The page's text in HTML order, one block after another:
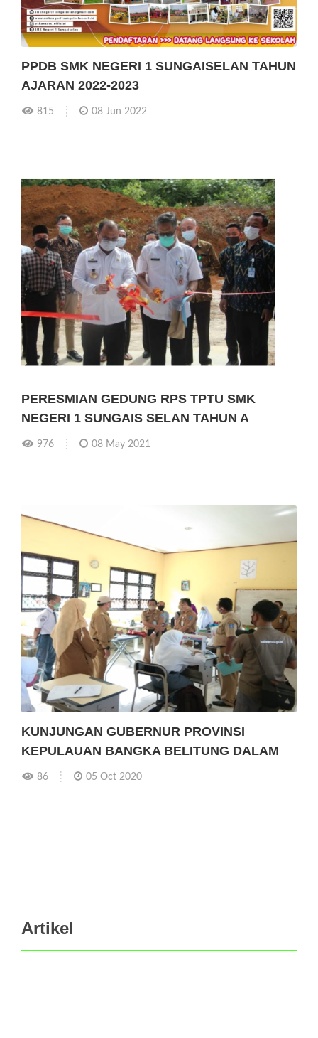
PPDB SMK NEGERI 1 SUNGAISELAN TAHUN
AJARAN 2022-2023
815 08 Jun 2022
PERESMIAN GEDUNG RPS TPTU SMK
NEGERI 1 SUNGAIS SELAN TAHUN A
976 08 May 2021
KUNJUNGAN GUBERNUR PROVINSI
KEPULAUAN BANGKA BELITUNG DALAM
86 05 Oct 2020
Artikel